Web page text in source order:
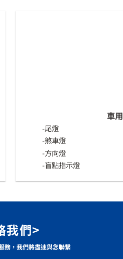
車
-尾燈
-煞車燈
-方向燈
-盲點指示燈
我們>
務，我們將盡速與您聯繫